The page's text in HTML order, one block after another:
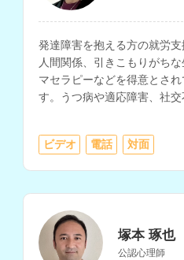
発達障害を抱える方の就労支
人間関係、引きこもりがち
マセラピーなどを得意とさ
す。うつ病や適応障害、社交
PTSD、生きづらさなどを
ビデオ 電話 対面
塚本 琢也
公認心理師